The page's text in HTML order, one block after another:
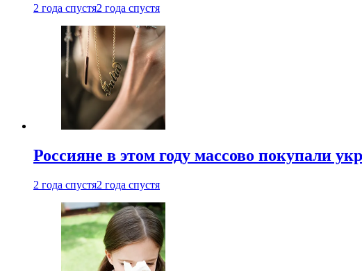
2 года спустя2 года спустя
Россияне в этом году массово покупали
2 года спустя2 года спустя